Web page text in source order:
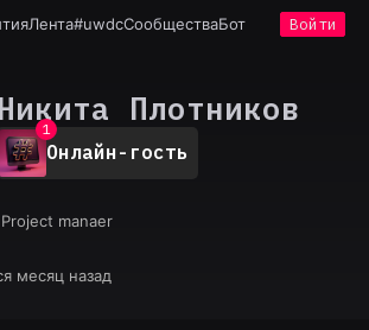
Лента#uwdcСообществаБот Войти
Никита Плотников
0
1
2
3
5
7
Онлайн-гость
manaer
месяц назад